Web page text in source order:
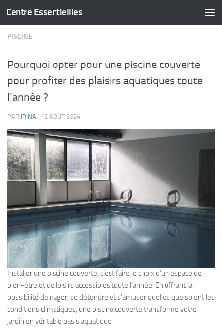
Skip to content
Centre Essentiellles
PISCINE
Pourquoi opter pour une piscine couverte
pour profiter des plaisirs aquatiques toute
l’année ?
PAR IRINA · 12 AOÛT 2024
Installer une piscine couverte, c’est faire le choix d’un espace de
bien-être et de loisirs accessibles toute l’année. En offrant la
possibilité de nager, se détendre et s’amuser quelles que soient les
conditions climatiques, une piscine couverte transforme votre
jardin en véritable oasis aquatique.